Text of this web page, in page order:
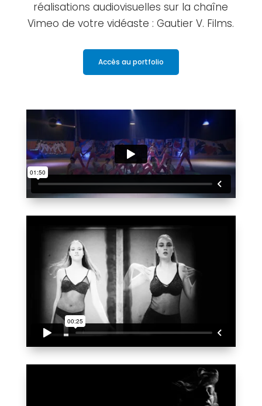
réalisations audiovisuelles sur la chaîne
Vimeo de votre vidéaste : Gautier V. Films.
Accès au portfolio